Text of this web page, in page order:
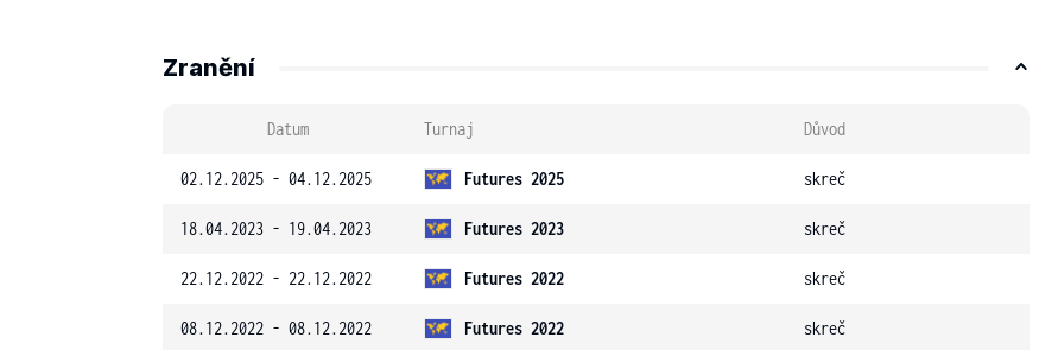
Zranění
Datum Turnaj Důvod
02.12.2025 - 04.12.2025 Futures 2025 skreč
18.04.2023 - 19.04.2023 Futures 2023 skreč
22.12.2022 - 22.12.2022 Futures 2022 skreč
08.12.2022 - 08.12.2022 Futures 2022 skreč